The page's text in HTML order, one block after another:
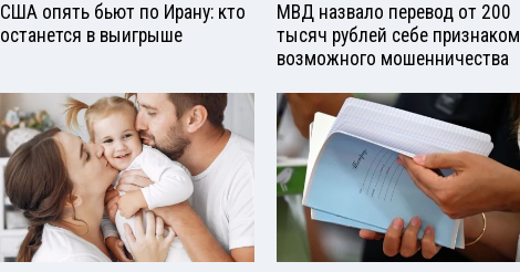
США опять бьют по Ирану: кто
останется в выигрыше
МВД назвало перевод от 200
тысяч рублей себе признаком
возможного мошенничества